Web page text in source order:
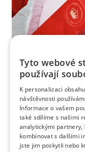
Moët &
sezóny se
Oslavují
Červená jako
Tyto webové
používají
K personalizaci
návštěvnosti
Informace o vašem
také sdílíme s našimi
analytickými partnery,
kombinovat s dalšími
jste jim poskytli nebo